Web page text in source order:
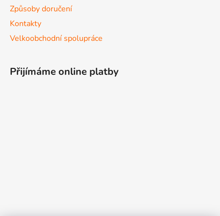
Způsoby doručení
Kontakty
Velkoobchodní spolupráce
Přijímáme online platby